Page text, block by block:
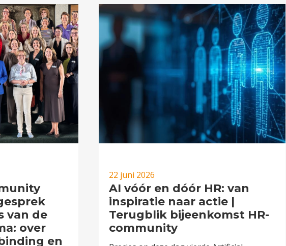
van de
over
en
22 juni 2026
AI vóór en dóór HR: van
inspiratie naar actie |
Terugblik bijeenkomst HR-
community